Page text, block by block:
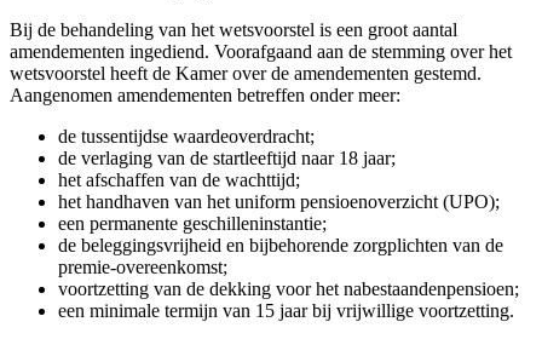
Bij de behandeling van het wetsvoorstel is een groot aantal
amendementen ingediend. Voorafgaand aan de stemming over het
wetsvoorstel heeft de Kamer over de amendementen gestemd.
Aangenomen amendementen betreffen onder meer:
de tussentijdse waardeoverdracht;
de verlaging van de startleeftijd naar 18 jaar;
het afschaffen van de wachttijd;
het handhaven van het uniform pensioenoverzicht (UPO);
een permanente geschilleninstantie;
de beleggingsvrijheid en bijbehorende zorgplichten van de
premie-overeenkomst;
voortzetting van de dekking voor het nabestaandenpensioen;
een minimale termijn van 15 jaar bij vrijwillige voortzetting.